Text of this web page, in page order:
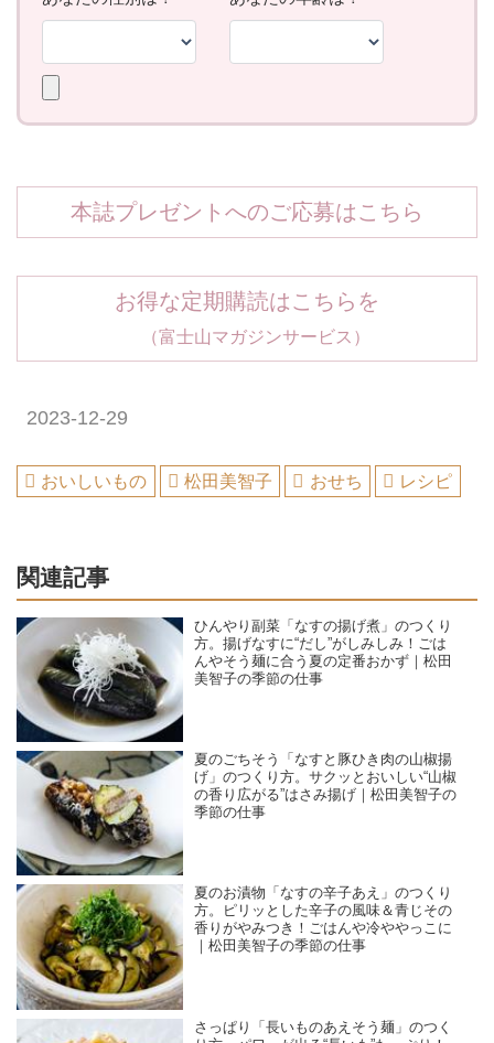
本誌プレゼントへのご応募はこちら
お得な定期購読はこちらを
（富士山マガジンサービス）
2023-12-29
おいしいもの 松田美智子 おせち レシピ
関連記事
ひんやり副菜「なすの揚げ煮」のつくり
方。揚げなすに“だし”がしみしみ！ごは
んやそう麺に合う夏の定番おかず｜松田
美智子の季節の仕事
夏のごちそう「なすと豚ひき肉の山椒揚
げ」のつくり方。サクッとおいしい“山椒
の香り広がる”はさみ揚げ｜松田美智子の
季節の仕事
夏のお漬物「なすの辛子あえ」のつくり
方。ピリッとした辛子の風味＆青じその
香りがやみつき！ごはんや冷ややっこに
｜松田美智子の季節の仕事
さっぱり「長いものあえそう麺」のつく